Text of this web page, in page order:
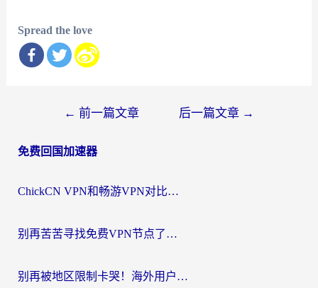
Spread the love
导
← 前一篇文章 后一篇文章 →
免费回国加速器
ChickCN VPN和畅游VPN对比哪个回国效果更好？海外党必看的回国加速器选择指南
别再苦苦寻找免费VPN节点了，这才是海外访问国内资源的正确姿势
别再被地区限制卡哭！海外用户vpn中国下载全攻略，无缝刷剧办公社交